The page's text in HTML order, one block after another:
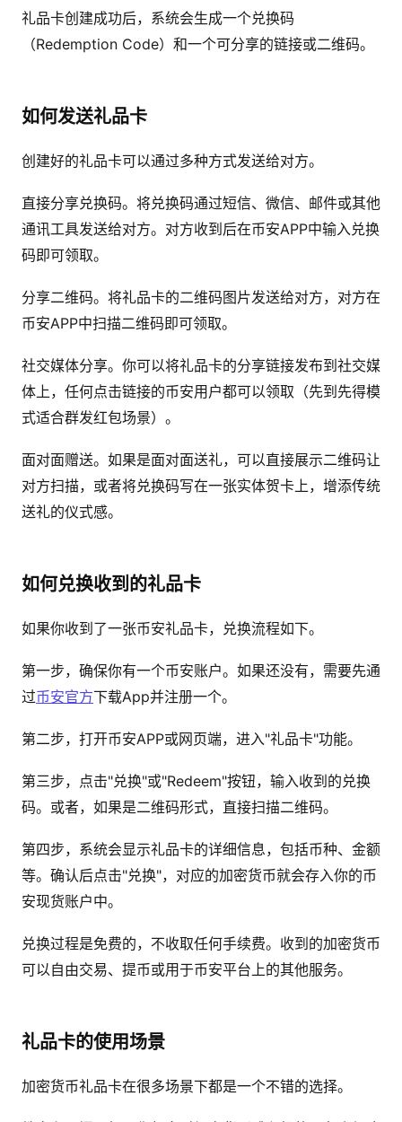
礼品卡创建成功后，系统会生成一个兑换码
（Redemption Code）和一个可分享的链接或二维码。
如何发送礼品卡
创建好的礼品卡可以通过多种方式发送给对方。
直接分享兑换码。将兑换码通过短信、微信、邮件或其他
通讯工具发送给对方。对方收到后在币安APP中输入兑换
码即可领取。
分享二维码。将礼品卡的二维码图片发送给对方，对方在
币安APP中扫描二维码即可领取。
社交媒体分享。你可以将礼品卡的分享链接发布到社交媒
体上，任何点击链接的币安用户都可以领取（先到先得模
式适合群发红包场景）。
面对面赠送。如果是面对面送礼，可以直接展示二维码让
对方扫描，或者将兑换码写在一张实体贺卡上，增添传统
送礼的仪式感。
如何兑换收到的礼品卡
如果你收到了一张币安礼品卡，兑换流程如下。
第一步，确保你有一个币安账户。如果还没有，需要先通
过币安官方下载App并注册一个。
第二步，打开币安APP或网页端，进入"礼品卡"功能。
第三步，点击"兑换"或"Redeem"按钮，输入收到的兑换
码。或者，如果是二维码形式，直接扫描二维码。
第四步，系统会显示礼品卡的详细信息，包括币种、金额
等。确认后点击"兑换"，对应的加密货币就会存入你的币
安现货账户中。
兑换过程是免费的，不收取任何手续费。收到的加密货币
可以自由交易、提币或用于币安平台上的其他服务。
礼品卡的使用场景
加密货币礼品卡在很多场景下都是一个不错的选择。